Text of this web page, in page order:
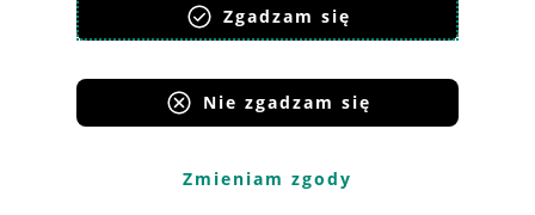
Zgadzam się
Nie zgadzam się
Zmieniam zgody
Korzystanie z serwisu oznacza akceptacjęregulaminu